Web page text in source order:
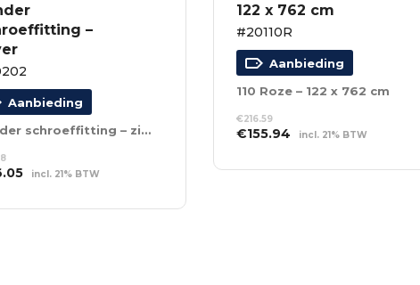
–
Aanbieding
zonder schroeffitting – zilver
Huidige
is:
incl. 21% BTW
122 x 762 cm
#20110R
Aanbieding
110 Roze – 122 x 762 cm
€216.59
Oorspronkelijke
was:
€155.94Huidige
is:
incl. 21% BTW
WINKELWAGEN